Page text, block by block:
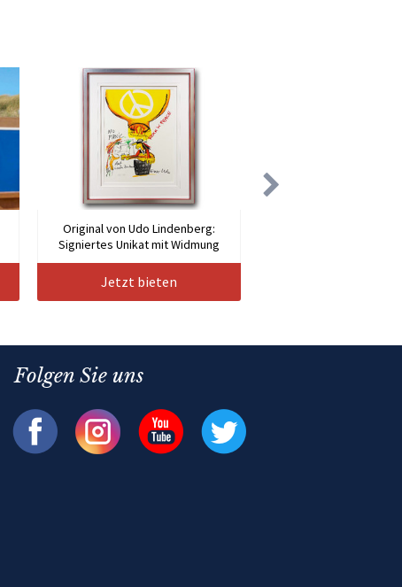
Original von Udo Lindenberg:
Signiertes Unikat mit Widmung
Jetzt bieten
Folgen Sie uns